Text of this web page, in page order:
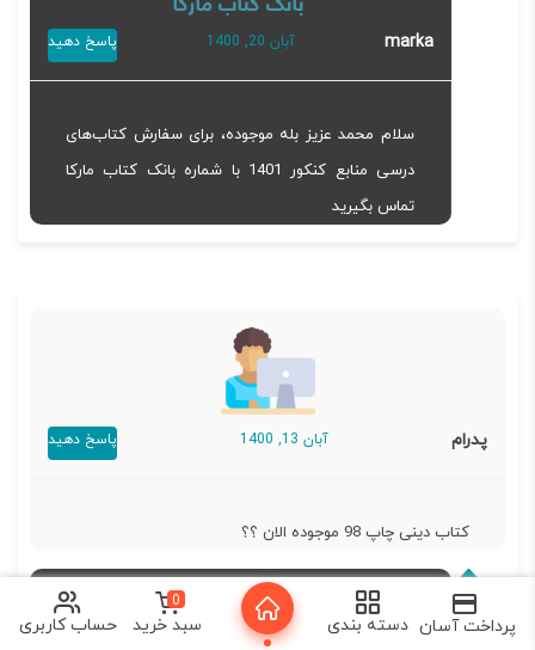
marka آبان 20, 1400 پاسخ دهید
سلام محمد عزیز بله موجوده، برای سفارش کتاب‌های
درسی منابع کنکور 1401 با شماره بانک کتاب مارکا
تماس بگیرید
پدرام آبان 13, 1400 پاسخ دهید
کتاب دینی چاپ 98 موجوده الان ؟؟
پرداخت آسان دسته بندی
0
سبد خرید حساب کاربری